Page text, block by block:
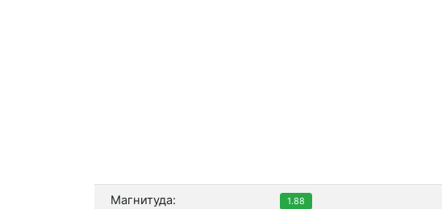
Магнитуда: 1.88